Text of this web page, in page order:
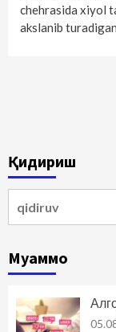
chehrasida xiyol
akslanib
Қидириш
Муаммо